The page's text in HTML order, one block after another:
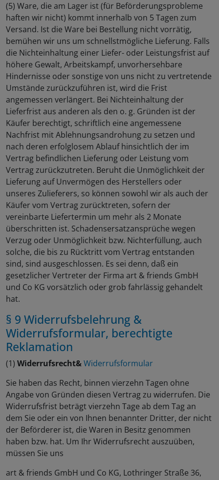
(5) Ware, die am Lager ist (für Beförderungsprobleme
haften wir nicht) kommt innerhalb von 5 Tagen zum
Versand. Ist die Ware bei Bestellung nicht vorrätig,
bemühen wir uns um schnellstmögliche Lieferung. Falls
die Nichteinhaltung einer Liefer- oder Leistungsfrist auf
höhere Gewalt, Arbeitskampf, unvorhersehbare
Hindernisse oder sonstige von uns nicht zu vertretende
Umstände zurückzuführen ist, wird die Frist
angemessen verlängert. Bei Nichteinhaltung der
Lieferfrist aus anderen als den o. g. Gründen ist der
Käufer berechtigt, schriftlich eine angemessene
Nachfrist mit Ablehnungsandrohung zu setzen und
nach deren erfolglosem Ablauf hinsichtlich der im
Vertrag befindlichen Lieferung oder Leistung vom
Vertrag zurückzutreten. Beruht die Unmöglichkeit der
Lieferung auf Unvermögen des Herstellers oder
unseres Zulieferers, so können sowohl wir als auch der
Käufer vom Vertrag zurücktreten, sofern der
vereinbarte Liefertermin um mehr als 2 Monate
überschritten ist. Schadensersatzansprüche wegen
Verzug oder Unmöglichkeit bzw. Nichterfüllung, auch
solche, die bis zu Rücktritt vom Vertrag entstanden
sind, sind ausgeschlossen. Es sei denn, daß ein
gesetzlicher Vertreter der Firma art & friends GmbH
und Co KG vorsätzlich oder grob fahrlässig gehandelt
hat.
§ 9 Widerrufsbelehrung &
Widerrufsformular, berechtigte
Reklamation
(1) Widerrufsrecht&Widerrufsformular
Sie haben das Recht, binnen vierzehn Tagen ohne
Angabe von Gründen diesen Vertrag zu widerrufen. Die
Widerrufsfrist beträgt vierzehn Tage ab dem Tag an
dem Sie oder ein von Ihnen benannter Dritter, der nicht
der Beförderer ist, die Waren in Besitz genommen
haben bzw. hat. Um Ihr Widerrufsrecht auszuüben,
müssen Sie uns
art & friends GmbH und Co KG, Lothringer Straße 36,